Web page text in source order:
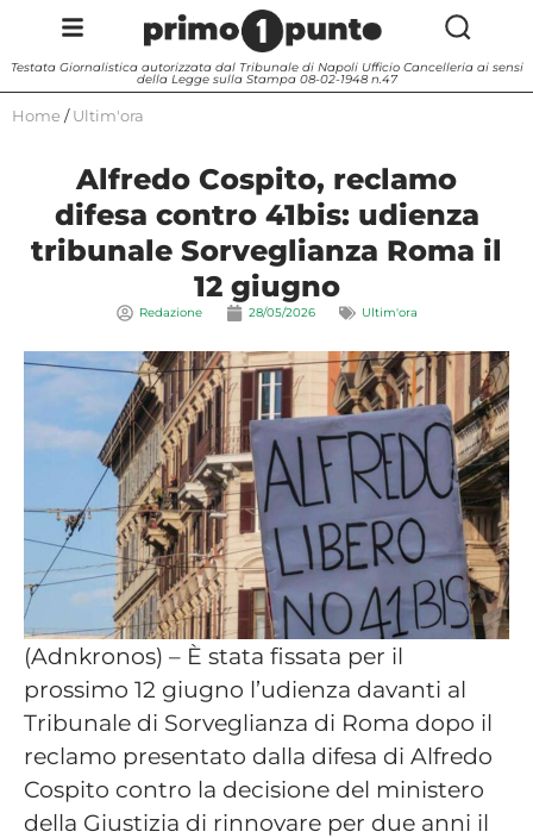
Testata Giornalistica autorizzata dal Tribunale di Napoli Ufficio Cancelleria ai sensi
della Legge sulla Stampa 08-02-1948 n.47
Home / Ultim'ora
Alfredo Cospito, reclamo
difesa contro 41bis: udienza
tribunale Sorveglianza Roma il
12 giugno
Redazione 28/05/2026 Ultim'ora
(Adnkronos) – È stata fissata per il
prossimo 12 giugno l’udienza davanti al
Tribunale di Sorveglianza di Roma dopo il
reclamo presentato dalla difesa di Alfredo
Cospito contro la decisione del ministero
della Giustizia di rinnovare per due anni il